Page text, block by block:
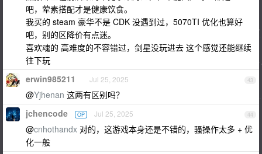
吧，荤素搭配才是健康饮食。
我买的 steam 豪华不是 CDK 没遇到过，5070TI 优化也算好
吧，别的区降价有点迷。
喜欢魂的 高难度的不容错过，剑星没玩进去 这个感觉还能继续
往下玩
43
erwin985211 Jul 25, 2025
@Yjhenan 这两有区别吗？
44
jchencode OP Jul 25, 2025
@cnhothandx 对的，这游戏本身还是不错的，骚操作太多 + 优
化一般